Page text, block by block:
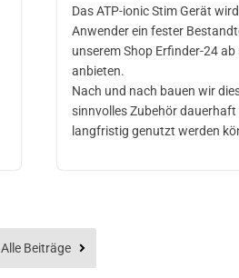
Das ATP-ionic Stim Gerät
Anwender ein fester
unserem Shop Erfinder-24
anbieten.
Nach und nach bauen wir
sinnvolles Zubehör
langfristig genutzt werden
Alle Beiträge